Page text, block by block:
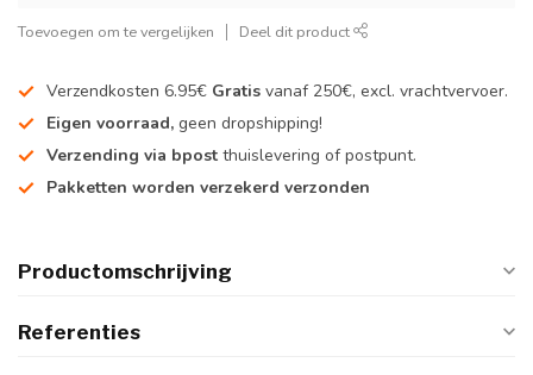
Toevoegen om te vergelijken Deel dit product
Verzendkosten 6.95€ Gratis vanaf 250€, excl. vrachtvervoer.
Eigen voorraad, geen dropshipping!
Verzending via bpost thuislevering of postpunt.
Pakketten worden verzekerd verzonden
Productomschrijving
Referenties